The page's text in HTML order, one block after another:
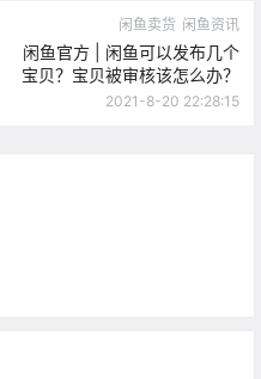
闲鱼卖货 闲鱼资讯
闲鱼官方 | 闲鱼可以发布几个
宝贝？宝贝​被审核该怎么办？
2021-8-20 22:28:15